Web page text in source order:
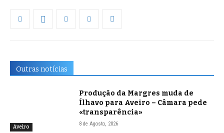
Outras notícias
Aveiro
Produção da Margres muda de
Ílhavo para Aveiro – Câmara pede
«transparência»
8 de Agosto, 2026